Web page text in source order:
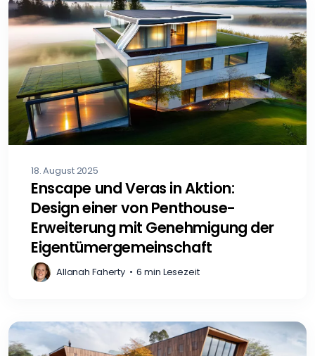
18. August 2025
Enscape und Veras in Aktion:
Design einer von Penthouse-
Erweiterung mit Genehmigung der
Eigentümergemeinschaft
Allanah Faherty • 6 min Lesezeit